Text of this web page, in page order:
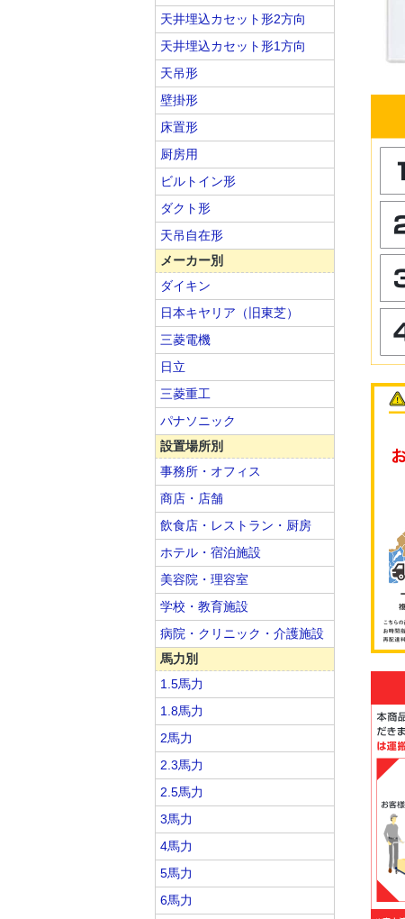
天井埋込カセット形2方向
天井埋込カセット形1方向
天吊形
壁掛形
床置形
厨房用
ビルトイン形
ダクト形
天吊自在形
メーカー別
ダイキン
日本キヤリア（旧東芝）
三菱電機
日立
三菱重工
パナソニック
設置場所別
事務所・オフィス
商店・店舗
飲食店・レストラン・厨房
ホテル・宿泊施設
美容院・理容室
学校・教育施設
病院・クリニック・介護施設
馬力別
1.5馬力
1.8馬力
2馬力
2.3馬力
2.5馬力
3馬力
4馬力
5馬力
6馬力